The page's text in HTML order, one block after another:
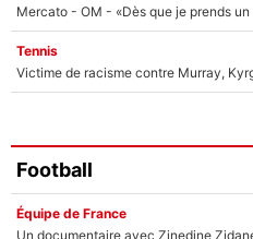
Tennis
Football
Équipe de France